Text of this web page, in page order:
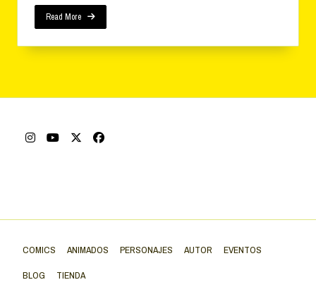
Read More
COMICS ANIMADOS PERSONAJES AUTOR
EVENTOS
BLOG
TIENDA